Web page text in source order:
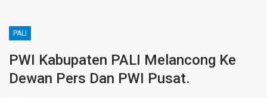
PALI
PWI Kabupaten PALI Melancong Ke
Dewan Pers Dan PWI Pusat.